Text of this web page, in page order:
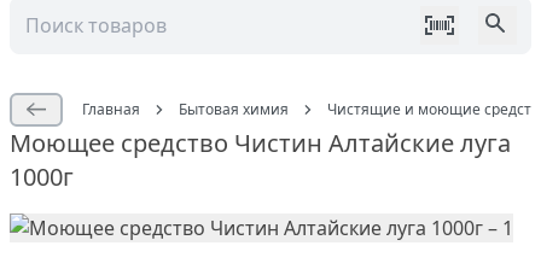
Главная Бытовая химия Чистящие и моющие
Моющее средство Чистин Алтайские луга
1000г